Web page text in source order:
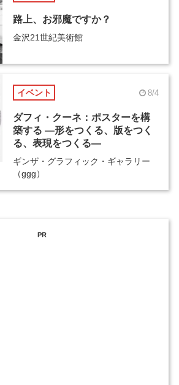
路上、お邪魔ですか？
金沢21世紀美術館
イベント 8/4
ダフィ・クーネ：ポスターを構
築する ―形をつくる、版をつく
る、表現をつくる―
ギンザ・グラフィック・ギャラリー
（ggg）
PR